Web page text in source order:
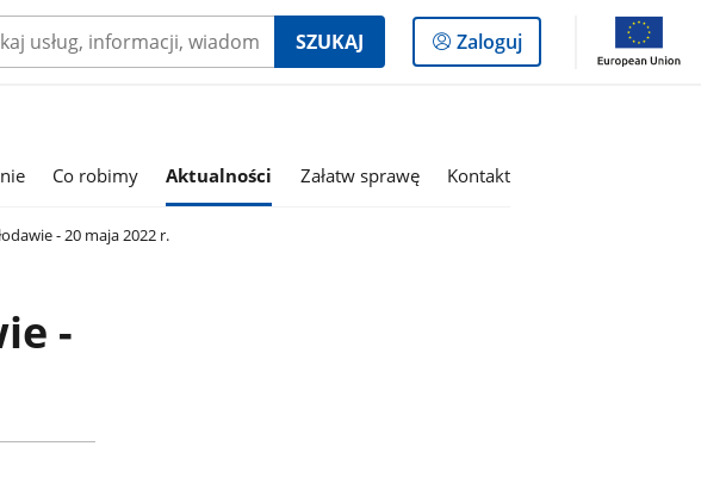
SZUKAJ
Logowanie
do
Zaloguj
Co robimy Aktualności Załatw sprawę Kontakt
- 20 maja 2022 r.
-